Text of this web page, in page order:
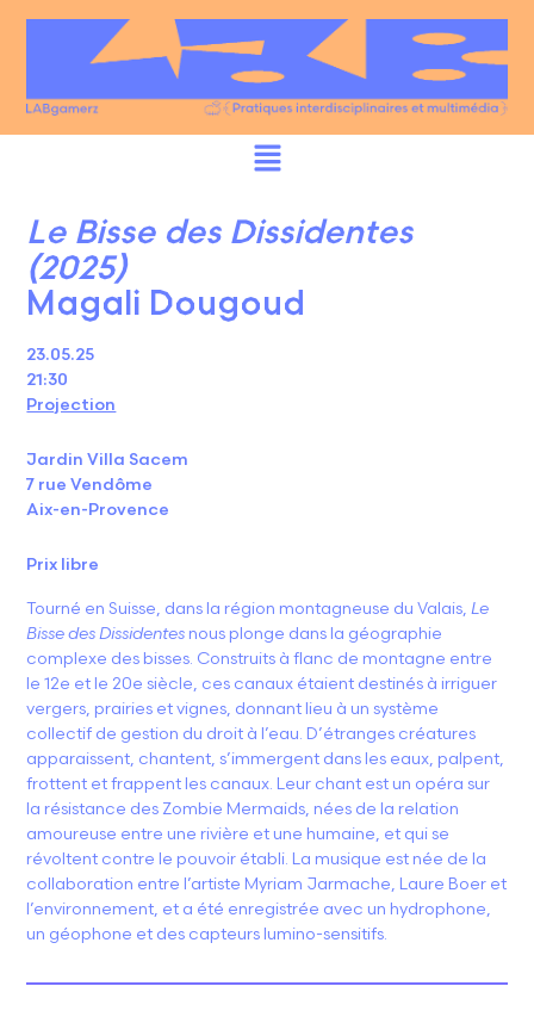
Le Bisse des Dissidentes
(2025)
Magali Dougoud
23.05.25
21:30
Projection
Jardin Villa Sacem
7 rue Vendôme
Aix-en-Provence
Prix libre
Tourné en Suisse, dans la région montagneuse du Valais,Le
Bisse des Dissidentes nous plonge dans la géographie
complexe des bisses. Construits à flanc de montagne entre
le 12e et le 20e siècle, ces canaux étaient destinés à irriguer
vergers, prairies et vignes, donnant lieu à un système
collectif de gestion du droit à l’eau. D’étranges créatures
apparaissent, chantent, s’immergent dans les eaux, palpent,
frottent et frappent les canaux. Leur chant est un opéra sur
la résistance des Zombie Mermaids, nées de la relation
amoureuse entre une rivière et une humaine, et qui se
révoltent contre le pouvoir établi. La musique est née de la
collaboration entre l’artiste Myriam Jarmache, Laure Boer et
l’environnement, et a été enregistrée avec un hydrophone,
un géophone et des capteurs lumino-sensitifs.